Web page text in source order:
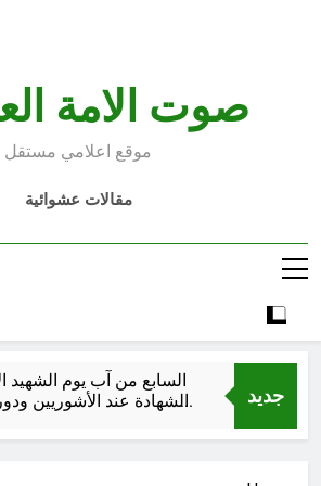
صوت الامة
موقع اعلامي مستقل
مقالات عشوائية
جديد
الشهادة عند الأشوريين